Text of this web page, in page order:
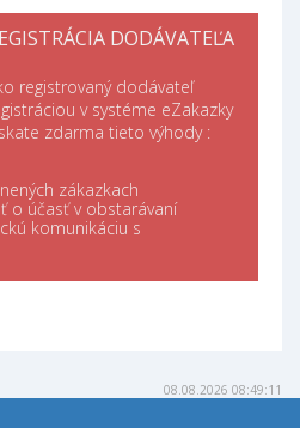
DODÁVATEĽA
registrovaný dodávateľ
v systéme eZakazky
zdarma tieto výhody :
zákazkach
o účasť v obstarávaní
komunikáciu s
08.08.2026 08:49:11